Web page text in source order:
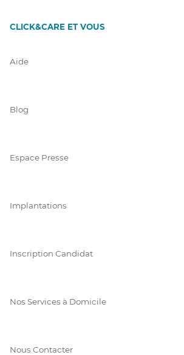
CLICK&CARE ET VOUS
Aide
Blog
Espace Presse
Implantations
Inscription Candidat
Nos Services à Domicile
Nous Contacter